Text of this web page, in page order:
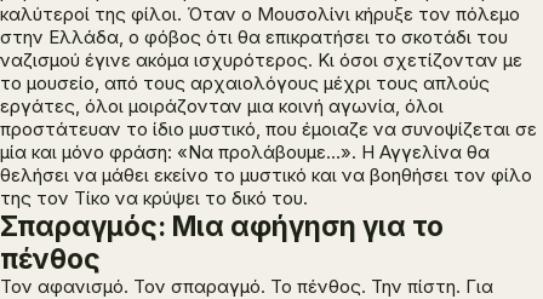
καλύτεροί της φίλοι. Όταν ο Μουσολίνι κήρυξε τον πόλεμο
στην Ελλάδα, ο φόβος ότι θα επικρατήσει το σκοτάδι του
ναζισμού έγινε ακόμα ισχυρότερος. Κι όσοι σχετίζονταν με
το μουσείο, από τους αρχαιολόγους μέχρι τους απλούς
εργάτες, όλοι μοιράζονταν μια κοινή αγωνία, όλοι
προστάτευαν το ίδιο μυστικό, που έμοιαζε να συνοψίζεται σε
μία και μόνο φράση: «Να προλάβουμε…». Η Αγγελίνα θα
θελήσει να μάθει εκείνο το μυστικό και να βοηθήσει τον φίλο
της τον Τίκο να κρύψει το δικό του.
Σπαραγμός: Μια αφήγηση για το
πένθος
Τον αφανισμό. Τον σπαραγμό. Το πένθος. Την πίστη. Για